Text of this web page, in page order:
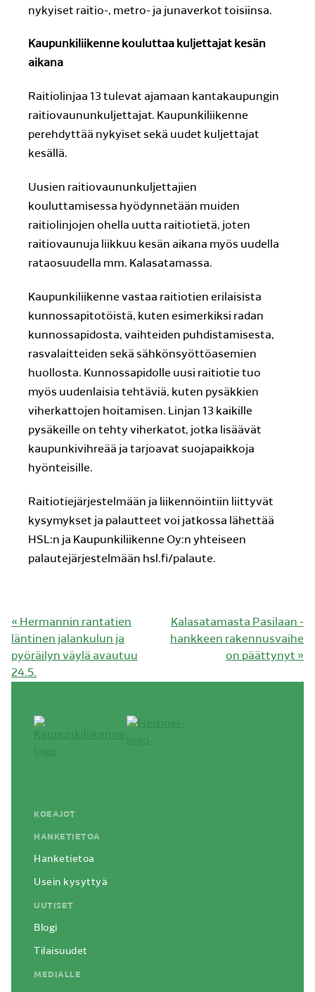
nykyiset raitio-, metro- ja junaverkot toisiinsa.
Kaupunkiliikenne kouluttaa kuljettajat kesän
aikana
Raitiolinjaa 13 tulevat ajamaan kantakaupungin
raitiovaununkuljettajat. Kaupunkiliikenne
perehdyttää nykyiset sekä uudet kuljettajat
kesällä.
Uusien raitiovaununkuljettajien
kouluttamisessa hyödynnetään muiden
raitiolinjojen ohella uutta raitiotietä, joten
raitiovaunuja liikkuu kesän aikana myös uudella
rataosuudella mm. Kalasatamassa.
Kaupunkiliikenne vastaa raitiotien erilaisista
kunnossapitotöistä, kuten esimerkiksi radan
kunnossapidosta, vaihteiden puhdistamisesta,
rasvalaitteiden sekä sähkönsyöttöasemien
huollosta. Kunnossapidolle uusi raitiotie tuo
myös uudenlaisia tehtäviä, kuten pysäkkien
viherkattojen hoitamisen. Linjan 13 kaikille
pysäkeille on tehty viherkatot, jotka lisäävät
kaupunkivihreää ja tarjoavat suojapaikkoja
hyönteisille.
Raitiotiejärjestelmään ja liikennöintiin liittyvät
kysymykset ja palautteet voi jatkossa lähettää
HSL:n ja Kaupunkiliikenne Oy:n yhteiseen
palautejärjestelmään hsl.fi/palaute.
« Edellinen
artikkeli:
Hermannin rantatien
läntinen jalankulun ja
pyöräilyn väylä avautuu
24.5.
Seuraava
artikkeli:
Kalasatamasta Pasilaan -
hankkeen rakennusvaihe
on päättynyt »
KOEAJOT
HANKETIETOA
Hanketietoa
Usein kysyttyä
UUTISET
Blogi
Tilaisuudet
MEDIALLE